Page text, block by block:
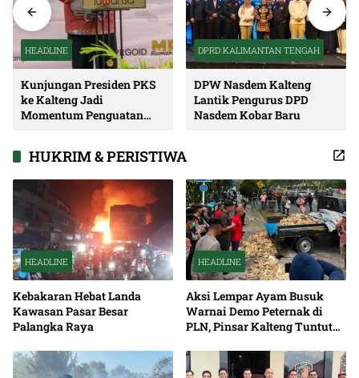
HEADLINE
Kunjungan Presiden PKS
ke Kalteng Jadi
Momentum Penguatan
DPRD KALIMANTAN TENGAH
DPW Nasdem Kalteng
Lantik Pengurus DPD
Nasdem Kobar Baru
HUKRIM & PERISTIWA
HEADLINE
Kebakaran Hebat Landa
Kawasan Pasar Besar
Palangka Raya
HEADLINE
Aksi Lempar Ayam Busuk
Warnai Demo Peternak di
PLN, Pinsar Kalteng Tuntut